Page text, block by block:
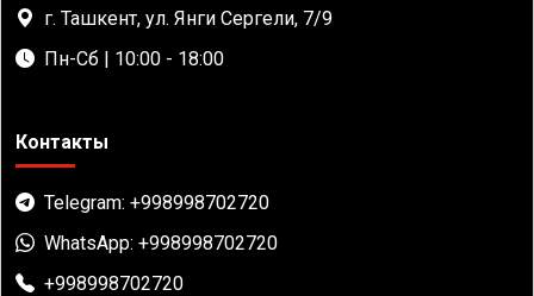
г. Ташкент, ул. Янги Сергели, 7/9
Пн-Сб | 10:00 - 18:00
Контакты
Telegram: +998998702720
WhatsApp: +998998702720
+998998702720